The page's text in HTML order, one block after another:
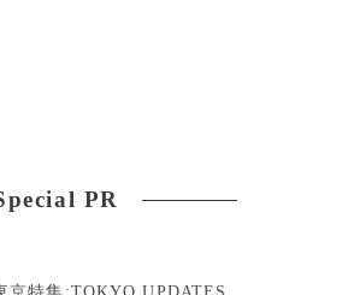
PR
京特集:TOKYO UPDATES